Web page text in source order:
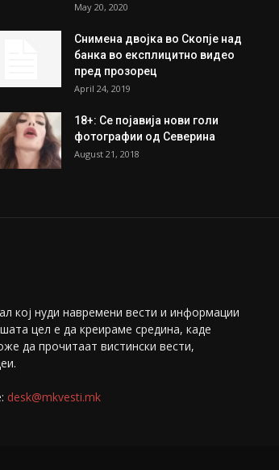
May 20, 2020
Снимена двојка во Скопје над
банка во експлицитно видео
пред прозорец
April 24, 2019
18+: Се појавија нови голи
фотографии од Северина
August 21, 2018
коj нуди навремени вести и информации
цел е да креираме средина, каде
да прочитаат вистински вести,
desk@mkvesti.mk